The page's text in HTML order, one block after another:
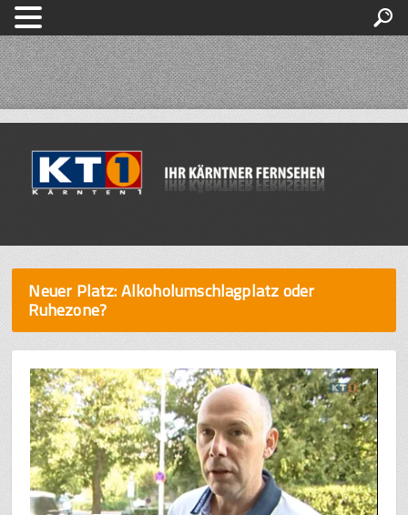
Neuer Platz: Alkoholumschlagplatz oder
Ruhezone?